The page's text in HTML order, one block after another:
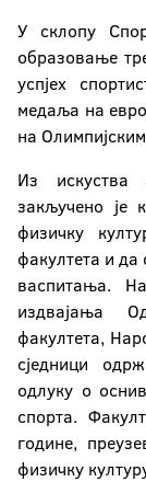
У склопу
образовање
успјех
медаља на
на
Из искуства
закључено је
физичку
факултета и да
васпитања.
издвајања
факултета,
сједници
одлуку о
спорта.
године,
физичку